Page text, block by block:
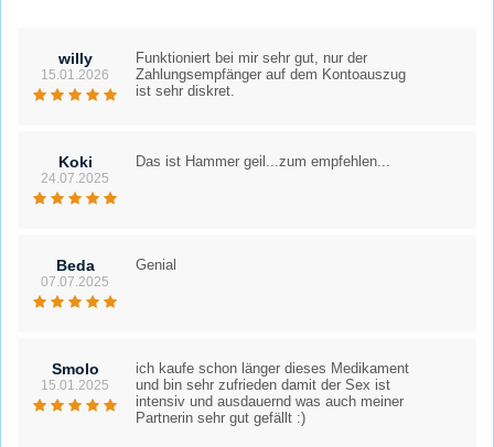
willy
15.01.2026
Funktioniert bei mir sehr gut, nur der
Zahlungsempfänger auf dem Kontoauszug
ist sehr diskret.
Koki
24.07.2025
Das ist Hammer geil...zum empfehlen...
Beda
07.07.2025
Genial
Smolo
15.01.2025
ich kaufe schon länger dieses Medikament
und bin sehr zufrieden damit der Sex ist
intensiv und ausdauernd was auch meiner
Partnerin sehr gut gefällt :)